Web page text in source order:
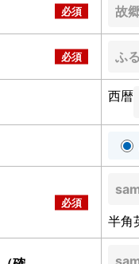
西暦
半角